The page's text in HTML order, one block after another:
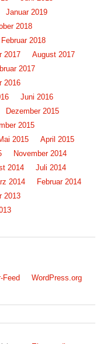
Januar 2019
2018
Februar 2018
2017
August 2017
2017
2016
Juni 2016
Dezember 2015
2015
2015
April 2015
November 2014
2014
Juli 2014
2014
Februar 2014
2013
Feed WordPress.org